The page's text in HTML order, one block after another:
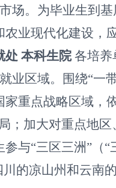
场。为毕业生到
业现代化建设，
处 本科生院 各培养
业区域。围绕“一
重点战略区域，
；加大对重点地
与“三区三洲”（
的凉山州和云南